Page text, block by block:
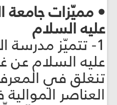
• مميّزات جامعة
عليه السلام
1- تتميّز مدرسة
عليه السلام عن
تنغلق في
العناصر